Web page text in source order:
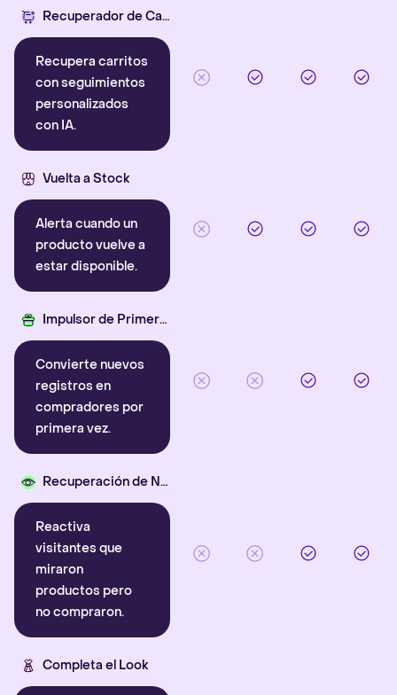
Recuperador de Carritos con IA
Recupera carritos
con seguimientos
personalizados
con IA.
Vuelta a Stock
Alerta cuando un
producto vuelve a
estar disponible.
Impulsor de Primera Compra
Convierte nuevos
registros en
compradores por
primera vez.
Recuperación de Navegación
Reactiva
visitantes que
miraron
productos pero
no compraron.
Completa el Look